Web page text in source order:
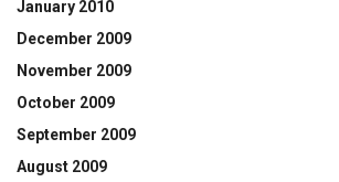
January 2010
December 2009
November 2009
October 2009
September 2009
August 2009